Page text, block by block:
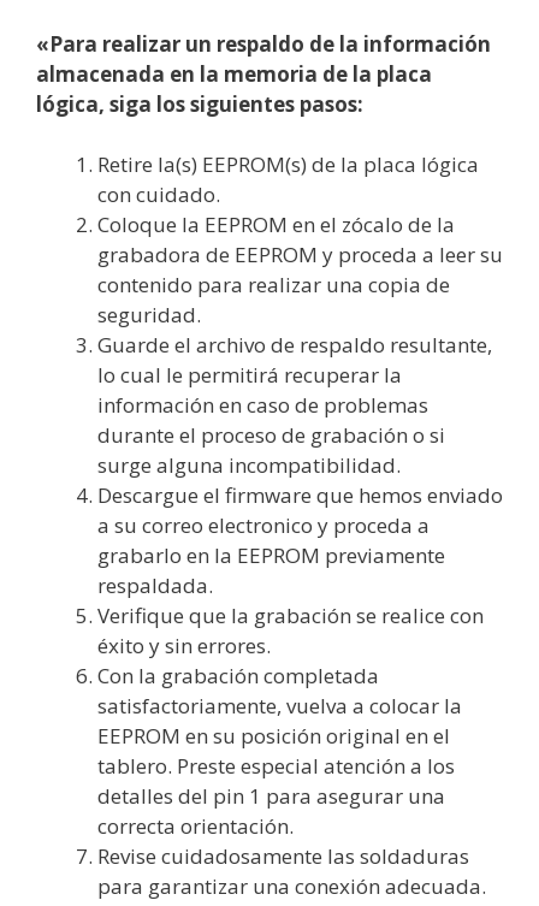
«Para realizar un respaldo de la información
almacenada en la memoria de la placa
lógica, siga los siguientes pasos:
Retire la(s) EEPROM(s) de la placa lógica
con cuidado.
Coloque la EEPROM en el zócalo de la
grabadora de EEPROM y proceda a leer su
contenido para realizar una copia de
seguridad.
Guarde el archivo de respaldo resultante,
lo cual le permitirá recuperar la
información en caso de problemas
durante el proceso de grabación o si
surge alguna incompatibilidad.
Descargue el firmware que hemos enviado
a su correo electronico y proceda a
grabarlo en la EEPROM previamente
respaldada.
Verifique que la grabación se realice con
éxito y sin errores.
Con la grabación completada
satisfactoriamente, vuelva a colocar la
EEPROM en su posición original en el
tablero. Preste especial atención a los
detalles del pin 1 para asegurar una
correcta orientación.
Revise cuidadosamente las soldaduras
para garantizar una conexión adecuada.